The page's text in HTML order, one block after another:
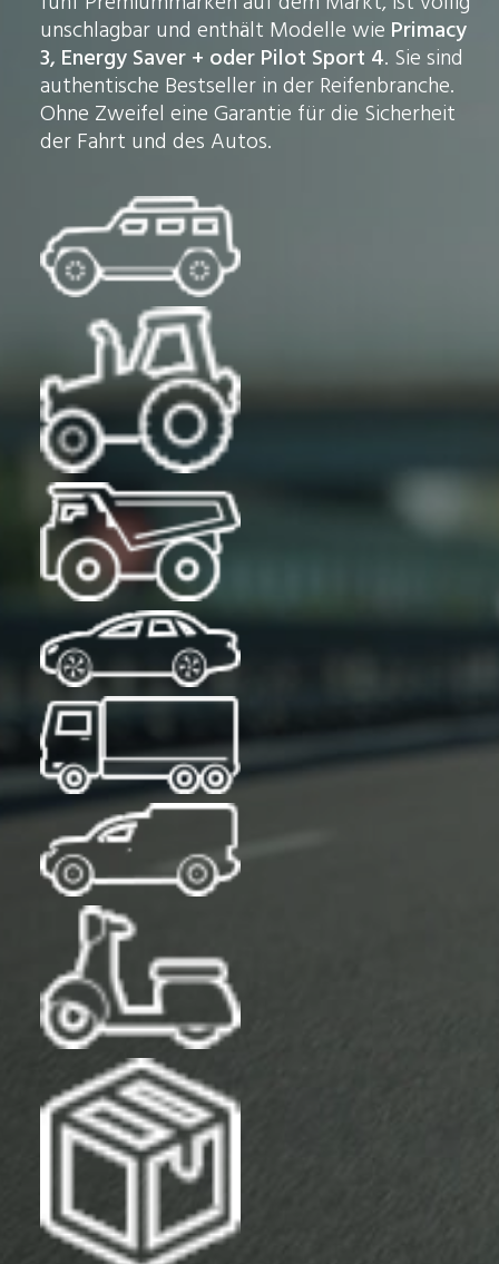
unschlagbar und enthält Modelle wie Primacy
3, Energy Saver + oder Pilot Sport 4. Sie sind
authentische Bestseller in der Reifenbranche.
Ohne Zweifel eine Garantie für die Sicherheit
der Fahrt und des Autos.